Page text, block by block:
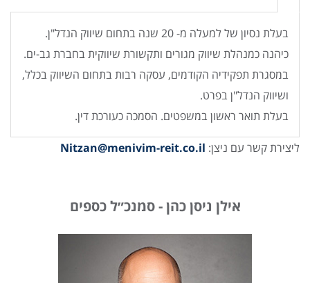
בעלת נסיון של למעלה מ- 20 שנה בתחום שיווק הנדל"ן.
כיהנה כמנהלת שיווק מגורים ותקשורת שיווקית בחברת גב-ים.
במסגרת תפקידיה הקודמים, עסקה רבות בתחום השיווק בכלל,
ושיווק הנדל"ן בפרט.
בעלת תואר ראשון במשפטים. הסמכה כעורכת דין.
ליצירת קשר עם ניצן:
אילן ניסן כהן - סמנכ״ל כספים